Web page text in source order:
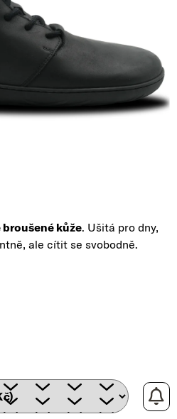
broušené kůže. Ušitá pro dny,
ale cítit se svobodně.